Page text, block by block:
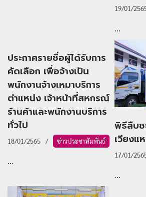
19/01/
...
ประกาศรายชื่อผู้ได้รับการ
คัดเลือก เพื่อจ้างเป็น
พนักงานจ้างเหมาบริการ
ตำแหน่ง เจ้าหน้าที่สหกรณ์
ร้านค้าและพนักงานบริการ
ทั่วไป
18/01/2565 ข่าวประชาสัมพันธ์
...
พิธีสืบช
เวียงแ
17/01/
...